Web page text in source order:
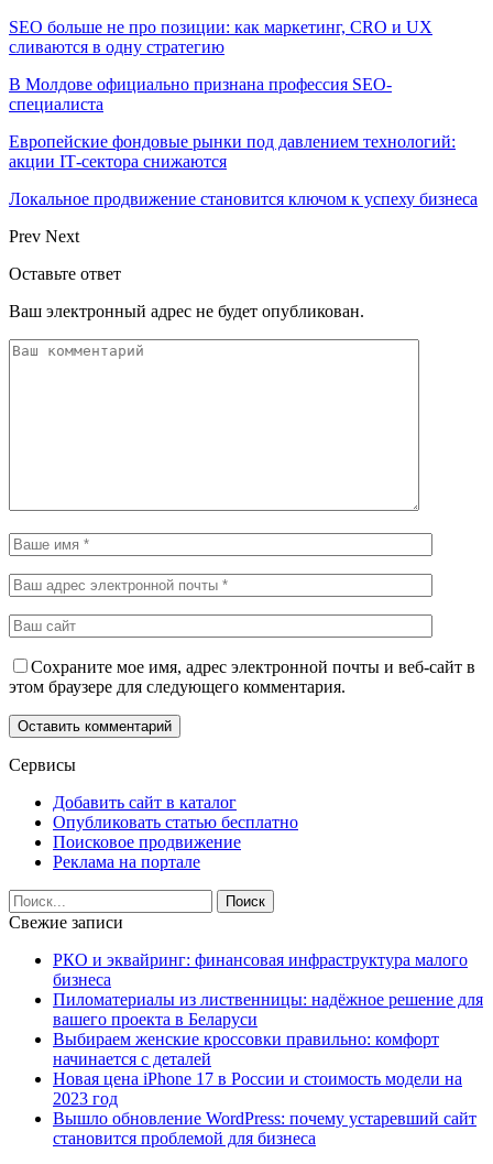
SEO больше не про позиции: как маркетинг, CRO и UX
сливаются в одну стратегию
В Молдове официально признана профессия SEO-
специалиста
Европейские фондовые рынки под давлением технологий:
акции IT‑сектора снижаются
Локальное продвижение становится ключом к успеху бизнеса
Prev Next
Оставьте ответ
Ваш электронный адрес не будет опубликован.
Сохраните мое имя, адрес электронной почты и веб-сайт в
этом браузере для следующего комментария.
Сервисы
Добавить сайт в каталог
Опубликовать статью бесплатно
Поисковое продвижение
Реклама на портале
Свежие записи
РКО и эквайринг: финансовая инфраструктура малого
бизнеса
Пиломатериалы из лиственницы: надёжное решение для
вашего проекта в Беларуси
Выбираем женские кроссовки правильно: комфорт
начинается с деталей
Новая цена iPhone 17 в России и стоимость модели на
2023 год
Вышло обновление WordPress: почему устаревший сайт
становится проблемой для бизнеса